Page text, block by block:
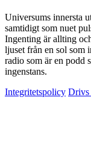
Universums innersta
samtidigt som nuet
Ingenting är allting
ljuset från en sol som
radio som är en podd
ingenstans.
Integritetspolicy Drivs